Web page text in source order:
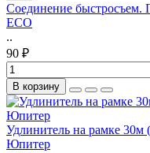
Соединение быстросъем.
ECO
..
90 ₽
В корзину
Удлинитель на рамке
Юпитер